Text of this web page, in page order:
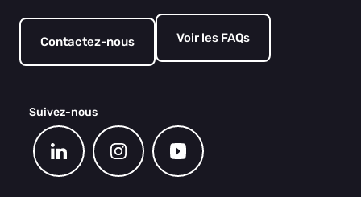
Contactez-nous Voir les FAQs
Suivez-nous